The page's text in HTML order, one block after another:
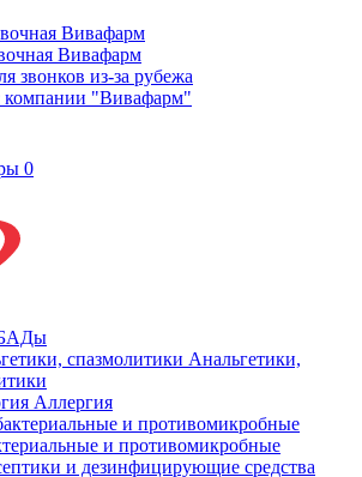
Вивафарм
Вивафарм
звонков из-за рубежа
"Вивафарм"
0
БАДы
Анальгетики,
Аллергия
и противомикробные